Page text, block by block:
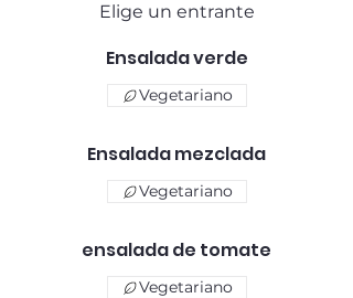
Elige un entrante
Ensalada verde
Vegetariano
Ensalada mezclada
Vegetariano
ensalada de tomate
Vegetariano